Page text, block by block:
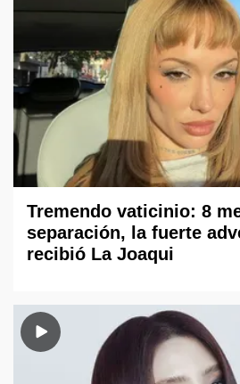
Tremendo vaticinio: 8
separación, la fuerte
recibió La Joaqui